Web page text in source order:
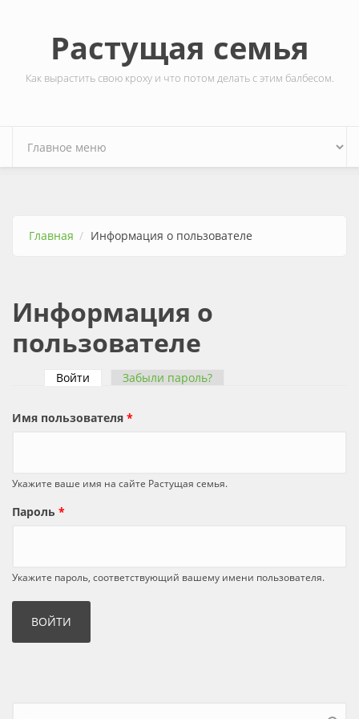
Растущая семья
Как вырастить свою кроху и что потом делать с этим балбесом.
Главная Информация о пользователе
Информация о
пользователе
Войти (активная вкладка)
Забыли пароль?
Имя пользователя *
Укажите ваше имя на сайте Растущая семья.
Пароль *
Укажите пароль, соответствующий вашему имени пользователя.